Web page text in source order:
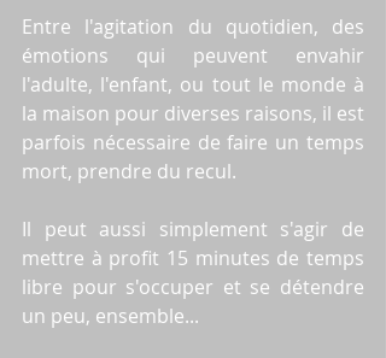
Entre l'agitation du quotidien, des
émotions qui peuvent envahir
l'adulte, l'enfant, ou tout le monde à
la maison pour diverses raisons, il est
parfois nécessaire de faire un temps
mort, prendre du recul.
Il peut aussi simplement s'agir de
mettre à profit 15 minutes de temps
libre pour s'occuper et se détendre
un peu, ensemble...